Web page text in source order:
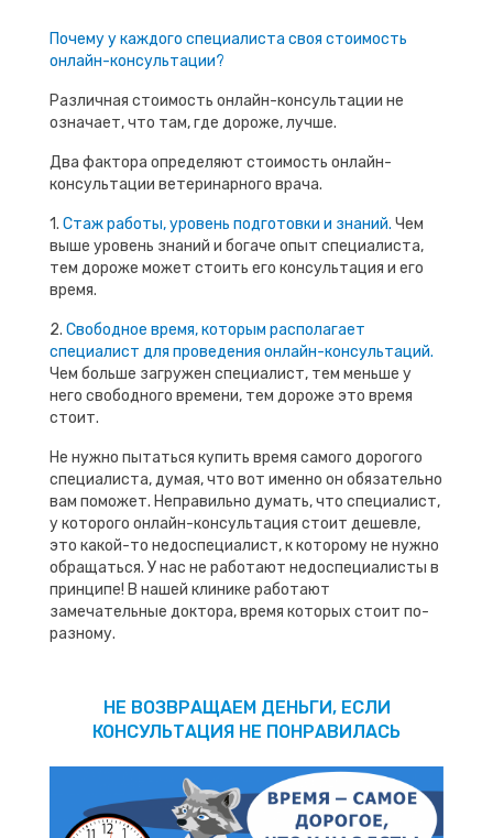
Почему у каждого специалиста своя стоимость
онлайн-консультации?
Различная стоимость онлайн-консультации не
означает, что там, где дороже, лучше.
Два фактора определяют стоимость онлайн-
консультации ветеринарного врача.
1. Стаж работы, уровень подготовки и знаний. Чем
выше уровень знаний и богаче опыт специалиста,
тем дороже может стоить его консультация и его
время.
2. Свободное время, которым располагает
специалист для проведения онлайн-консультаций.
Чем больше загружен специалист, тем меньше у
него свободного времени, тем дороже это время
стоит.
Не нужно пытаться купить время самого дорогого
специалиста, думая, что вот именно он обязательно
вам поможет. Неправильно думать, что специалист,
у которого онлайн-консультация стоит дешевле,
это какой-то недоспециалист, к которому не нужно
обращаться. У нас не работают недоспециалисты в
принципе! В нашей клинике работают
замечательные доктора, время которых стоит по-
разному.
НЕ ВОЗВРАЩАЕМ ДЕНЬГИ, ЕСЛИ
КОНСУЛЬТАЦИЯ НЕ ПОНРАВИЛАСЬ